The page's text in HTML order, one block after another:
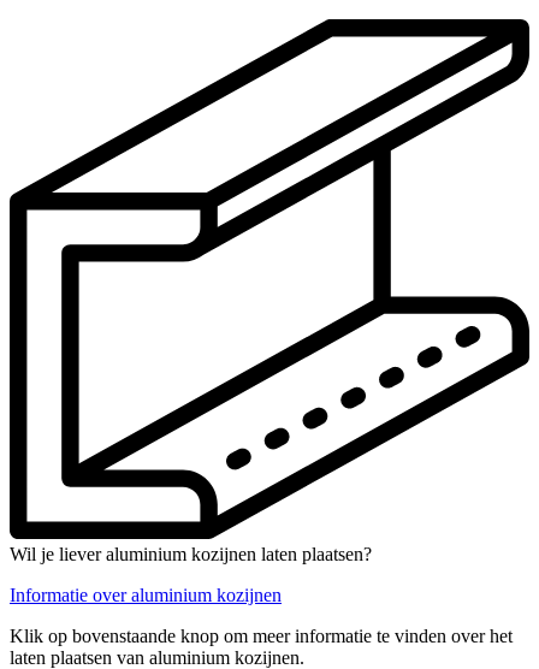
Wil je liever aluminium kozijnen laten plaatsen?
Informatie over aluminium kozijnen
Klik op bovenstaande knop om meer informatie te vinden over het
laten plaatsen van aluminium kozijnen.